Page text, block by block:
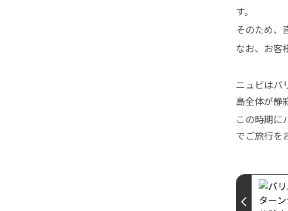
す。
そのため、
なお、お客
ニュピはバ
島全体が静
この時期に
でご旅行を